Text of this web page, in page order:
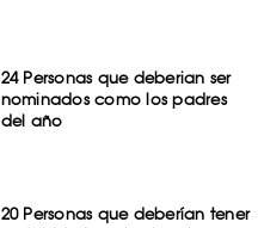
24 Personas que deberian ser
nominados como los padres
del año
20 Personas que deberían tener